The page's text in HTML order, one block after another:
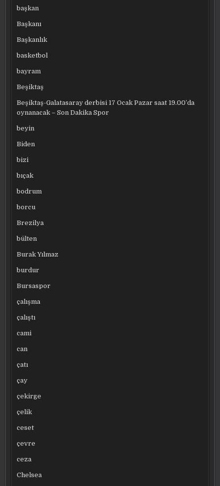
başkan
Başkanı
Başkanlık
basketbol
bayram
Beşiktaş
Beşiktaş-Galatasaray derbisi 17 Ocak Pazar saat 19.00’da
oynanacak – Son Dakika Spor
beyin
Biden
bizi
bıçak
bodrum
borcu
Brezilya
bülten
Burak Yılmaz
burdur
Bursaspor
çalışma
çalıştı
cami
can
çatı
çay
çekirge
çelik
ceset
çevre
ceza
Chelsea